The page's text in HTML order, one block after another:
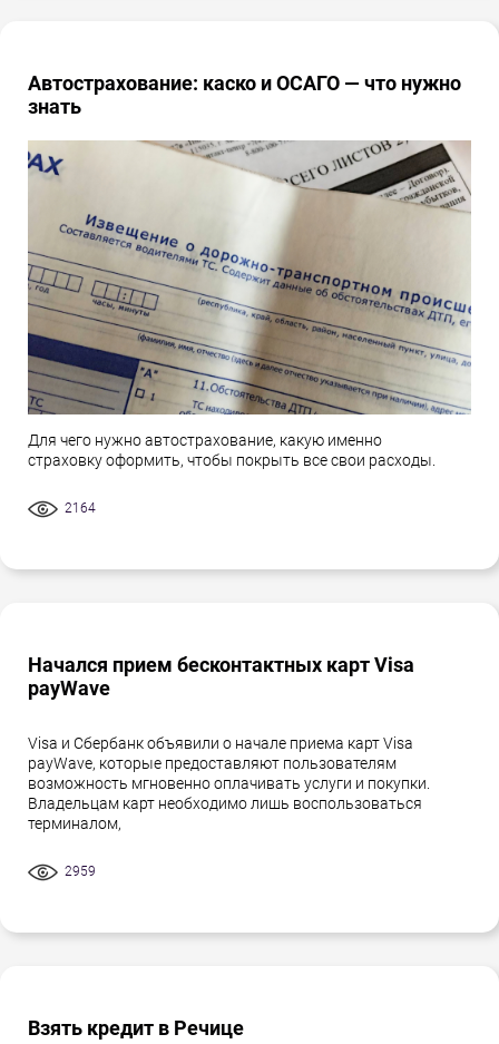
Автострахование: каско и ОСАГО — что нужно
знать
Для чего нужно автострахование, какую именно
страховку оформить, чтобы покрыть все свои расходы.
2164
Начался прием бесконтактных карт Visa
payWave
Visa и Сбербанк объявили о начале приема карт Visa
payWave, которые предоставляют пользователям
возможность мгновенно оплачивать услуги и покупки.
Владельцам карт необходимо лишь воспользоваться
терминалом,
2959
Взять кредит в Речице